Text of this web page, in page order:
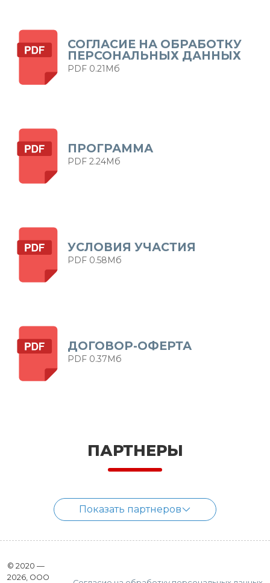
СОГЛАСИЕ НА ОБРАБОТКУ
ПЕРСОНАЛЬНЫХ ДАННЫХ
PDF 0.21Мб
ПРОГРАММА
PDF 2.24Мб
УСЛОВИЯ УЧАСТИЯ
PDF 0.58Мб
ДОГОВОР-ОФЕРТА
PDF 0.37Мб
ПАРТНЕРЫ
Показать партнеров
© 2020 —
2026, ООО